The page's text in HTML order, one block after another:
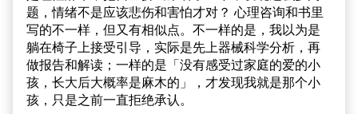
题，情绪不是应该悲伤和害怕才对？ 心理咨询和书里
写的不一样，但又有相似点。不一样的是，我以为是
躺在椅子上接受引导，实际是先上器械科学分析，再
做报告和解读；一样的是「没有感受过家庭的爱的小
孩，长大后大概率是麻木的」，才发现我就是那个小
孩，只是之前一直拒绝承认。